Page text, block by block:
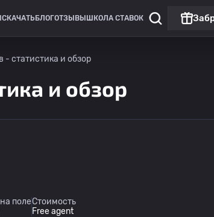
СКАЧАТЬ БЛОГОТЗЫВЫ ШКОЛА СТАВОК
- статистика и обзор
и обзор
полеСтоимость
Free agent